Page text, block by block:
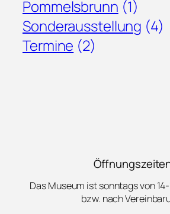
Pommelsbrunn (1)
Sonderausstellung (4)
Termine (2)
Das Museum ist sonntags von
bzw. nach